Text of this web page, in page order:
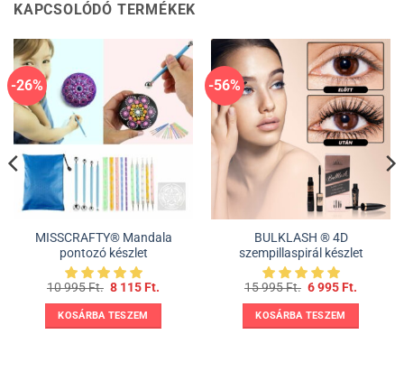
KAPCSOLÓDÓ TERMÉKEK
-26%
MISSCRAFTY® Mandala
pontozó készlet
10 995Ft. Original
was:
10
995 Ft..
8 115 Ft.
115 Ft..
KOSÁRBA TESZEM
-56%
BULKLASH ® 4D
szempillaspirál készlet
15 995Ft. Original
was:
15
995 Ft..
6 995 Ft.
995 Ft..
KOSÁRBA TESZEM